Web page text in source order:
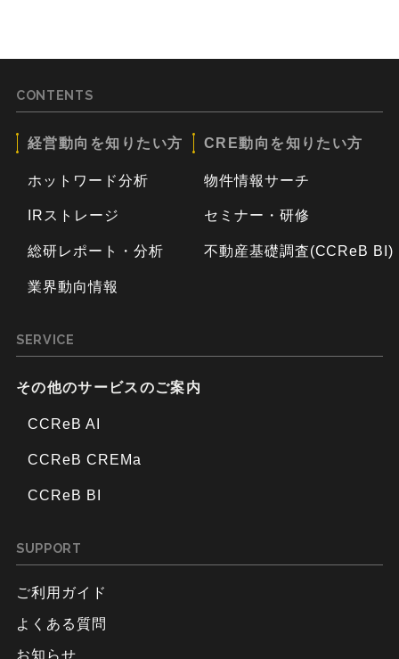
CONTENTS
経営動向を知りたい方
ホットワード分析
IRストレージ
総研レポート・分析
業界動向情報
CRE動向を知りたい方
物件情報サーチ
セミナー・研修
不動産基礎調査(CCReB BI)
SERVICE
その他のサービスのご案内
CCReB AI
CCReB CREMa
CCReB BI
SUPPORT
ご利用ガイド
よくある質問
お知らせ